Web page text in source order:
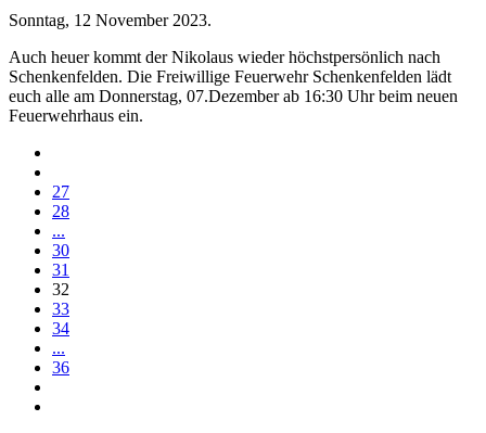
Sonntag, 12 November 2023.
Auch heuer kommt der Nikolaus wieder höchstpersönlich nach
Schenkenfelden. Die Freiwillige Feuerwehr Schenkenfelden lädt
euch alle am Donnerstag, 07.Dezember ab 16:30 Uhr beim neuen
Feuerwehrhaus ein.
27
28
...
30
31
32
33
34
...
36